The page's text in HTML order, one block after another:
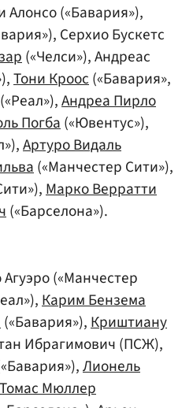
Алонсо («Бавария»),
Серхио Бускетс
(«Челси»), Андреас
Тони Кроос(«Бавария»,
(«Реал»),Андреа Пирло
Погба(«Ювентус»),
Артуро Видаль
(«Манчестер Сити»),
Марко Верратти
(«Барселона»).
(«Манчестер
Карим Бензема
(«Бавария»),Криштиану
Ибрагимович (ПСЖ),
Лионель
Томас Мюллер